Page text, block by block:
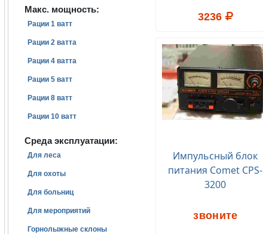
Макс. мощность:
Рации 1 ватт
Рации 2 ватта
Рации 4 ватта
Рации 5 ватт
Рации 8 ватт
Рации 10 ватт
Среда эксплуатации:
Для леса
Для охоты
Для больниц
Для мероприятий
Горнолыжные склоны
3236
Импульсный блок
питания Comet CPS-
3200
звоните